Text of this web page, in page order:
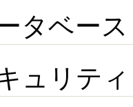
タベース
ュリティ